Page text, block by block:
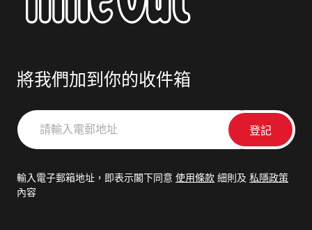
將我們加到你的收件箱
請
輸
郵
輸入電子郵箱地址，即表示閣下同意 使用條款 細則及 私隱政策
內容